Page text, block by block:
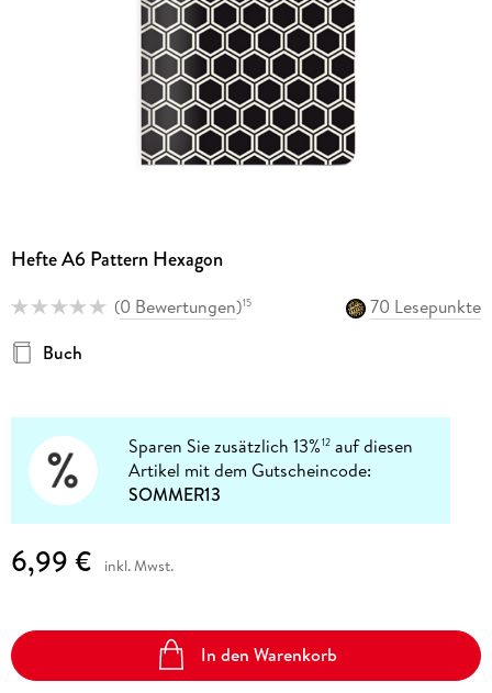
Hefte A6 Pattern Hexagon
(0 Bewertungen)15
70 Lesepunkte
Buch
Sparen Sie zusätzlich 13%12 auf diesen
Artikel mit dem Gutscheincode:
SOMMER13
6,99 € inkl. Mwst.
In den Warenkorb